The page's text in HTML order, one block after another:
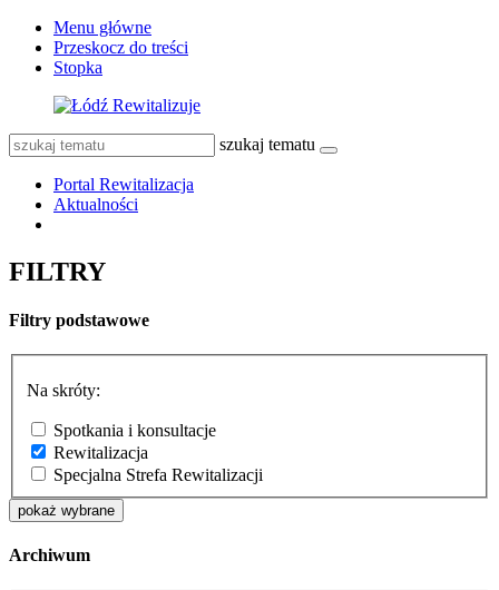
Menu główne
Przeskocz do treści
Stopka
szukaj tematu
Portal Rewitalizacja
Aktualności
FILTRY
Filtry podstawowe
Na skróty:
Spotkania i konsultacje
Rewitalizacja
Specjalna Strefa Rewitalizacji
pokaż wybrane
Archiwum